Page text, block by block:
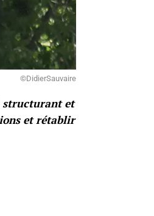
©DidierSauvaire
structurant et
et rétablir